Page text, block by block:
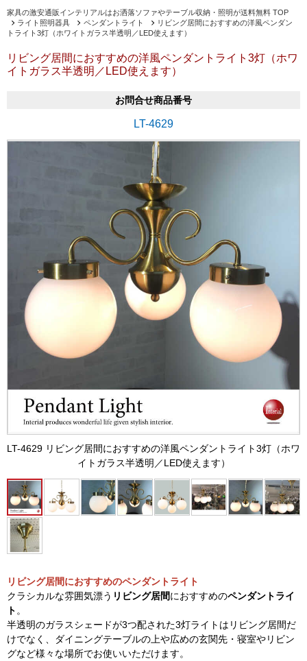
家具の激安通販インテリアルはお洒落ソファやテーブル収納・照明が送料無料 TOP
ライト照明器具
ペンダントライト
リビング居間におすすめの洋風ペンダン
トライト3灯（ホワイトガラス半透明／LED使えます）
リビング居間におすすめの洋風ペンダントライト3灯（ホワ
イトガラス半透明／LED使えます）
お問合せ商品番号
LT-4629
LT-4629 リビング居間におすすめの洋風ペンダントライト3灯（ホワ
イトガラス半透明／LED使えます）
リビング居間におすすめのペンダントライト
クラシカルな雰囲気漂う リビング居間におすすめのペンダントライ
ト 。
半透明のガラスシェードが3つ配された3灯ライトはリビング居間だ
けでなく、ダイニングテーブルの上や広めの玄関先・寝室やリビン
グなど様々な場所でお使いいただけます。